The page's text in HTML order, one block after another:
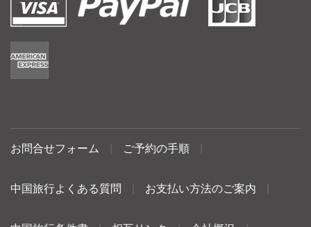
お問合せフォーム ご予約の手順
中国旅行よくある質問 お支払い方法のご案内